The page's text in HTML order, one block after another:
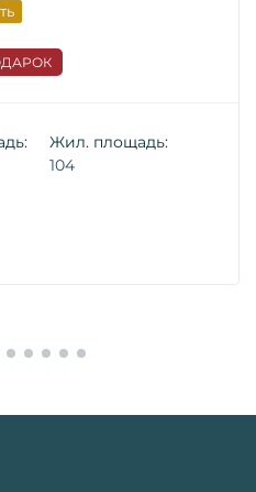
Жил. площадь:
104